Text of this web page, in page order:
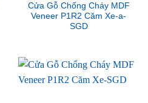
Cửa Gỗ Chống Cháy MDF
Veneer P1R2 Căm Xe-a-
SGD